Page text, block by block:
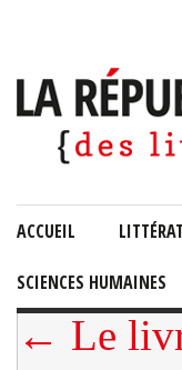
ACCUEIL
SCIENCES HUMAINES
← Le